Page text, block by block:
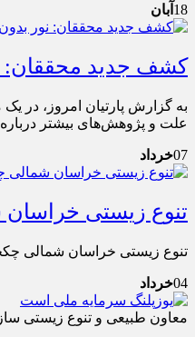
18 آبان
کشف جدید محققان:
به گزارش پارتیان امروز، در
علت و پژوهش‌های بیشتر درباره
07خرداد
تنوع زیستی
تنوع زیستی خراسان شمالی
04خرداد
معاون طبیعی و تنوع زیستی